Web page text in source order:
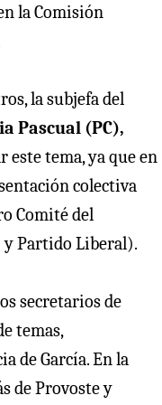
la Comisión
la subjefa del
Pascual (PC),
tema, ya que en
colectiva
Comité del
y Partido Liberal).
secretarios de
temas,
de García. En la
de Provoste y